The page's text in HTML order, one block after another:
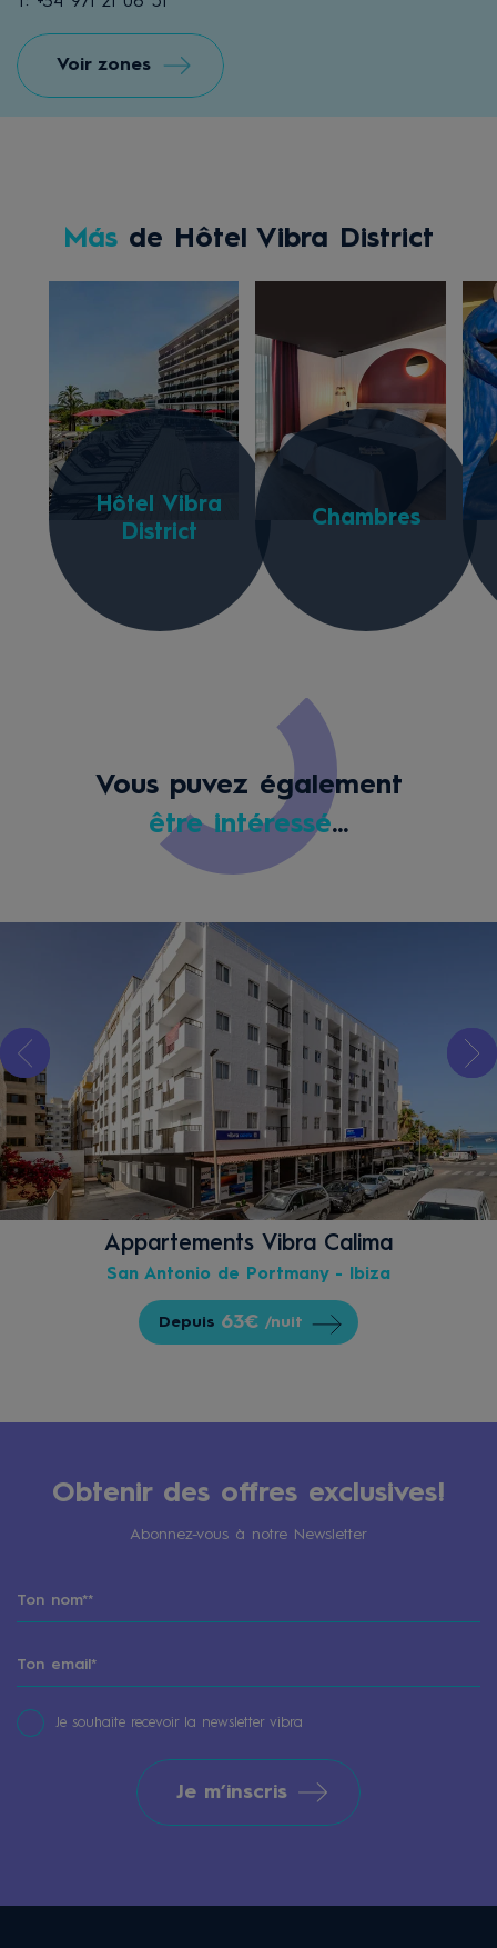
Voir zones
Más de Hôtel Vibra District
Hôtel Vibra
District
Chambres
Vous puvez également
être intéressé...
Appartements Vibra Calima
San Antonio de Portmany - Ibiza
Depuis 63€ /nuit
Obtenir des offres exclusives!
Abonnez-vous à notre Newsletter
Je souhaite recevoir la newsletter vibra
Je m’inscris